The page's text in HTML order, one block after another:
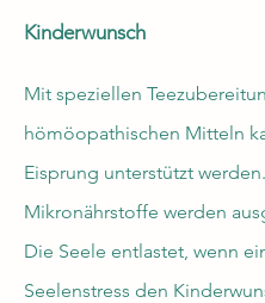
Kinderwunsch
Mit speziellen
hömöopathischen Mitteln
Eisprung unterstützt werden.
Mikronährstoffe werden
Die Seele entlastet, wenn
Seelenstress den